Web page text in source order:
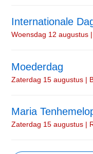
Internationale
Woensdag 12 augustus
Moederdag
Zaterdag 15 augustus |
Maria
Zaterdag 15 augustus |